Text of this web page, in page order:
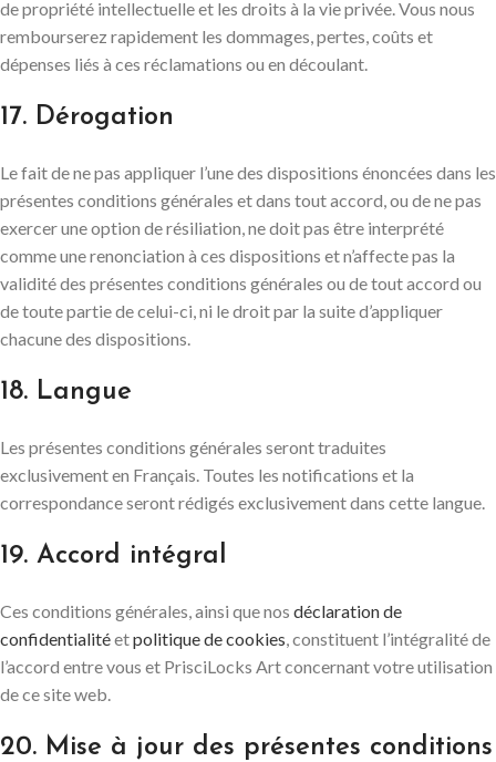
de propriété intellectuelle et les droits à la vie privée. Vous nous
rembourserez rapidement les dommages, pertes, coûts et
dépenses liés à ces réclamations ou en découlant.
17. Dérogation
Le fait de ne pas appliquer l’une des dispositions énoncées dans les
présentes conditions générales et dans tout accord, ou de ne pas
exercer une option de résiliation, ne doit pas être interprété
comme une renonciation à ces dispositions et n’affecte pas la
validité des présentes conditions générales ou de tout accord ou
de toute partie de celui-ci, ni le droit par la suite d’appliquer
chacune des dispositions.
18. Langue
Les présentes conditions générales seront traduites
exclusivement en Français. Toutes les notifications et la
correspondance seront rédigés exclusivement dans cette langue.
19. Accord intégral
Ces conditions générales, ainsi que nos déclaration de
confidentialitéetpolitique de cookies, constituent l’intégralité de
l’accord entre vous et PrisciLocks Art concernant votre utilisation
de ce site web.
20. Mise à jour des présentes conditions